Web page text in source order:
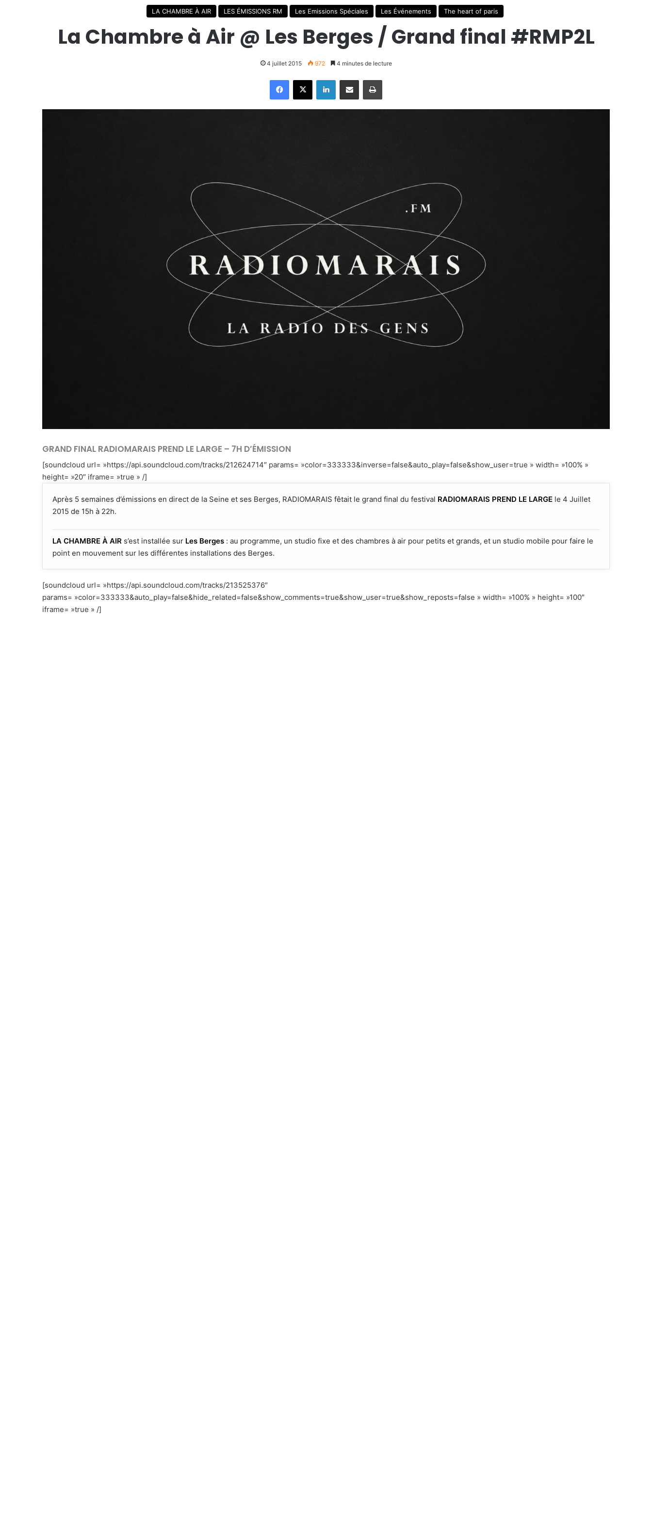
LA CHAMBRE À AIR LES ÉMISSIONS RM Les Emissions Spéciales Les Événements The heart of paris
La Chambre à Air @ Les Berges / Grand final #RMP2L
4 juillet 2015 972 4 minutes de lecture
GRAND FINAL RADIOMARAIS PREND LE LARGE – 7H D’ÉMISSION
[soundcloud url= »https://api.soundcloud.com/tracks/212624714″ params= »color=333333&inverse=false&auto_play=false&show_user=true » width= »100% »
height= »20″ iframe= »true » /]
Après 5 semaines d’émissions en direct de la Seine et ses Berges, RADIOMARAIS fêtait le grand final du festival RADIOMARAIS PREND LE LARGE le 4 Juillet
2015 de 15h à 22h.
LA CHAMBRE À AIR s’est installée sur Les Berges : au programme, un studio fixe et des chambres à air pour petits et grands, et un studio mobile pour faire le
point en mouvement sur les différentes installations des Berges.
[soundcloud url= »https://api.soundcloud.com/tracks/213525376″
params= »color=333333&auto_play=false&hide_related=false&show_comments=true&show_user=true&show_reposts=false » width= »100% » height= »100″
iframe= »true » /]